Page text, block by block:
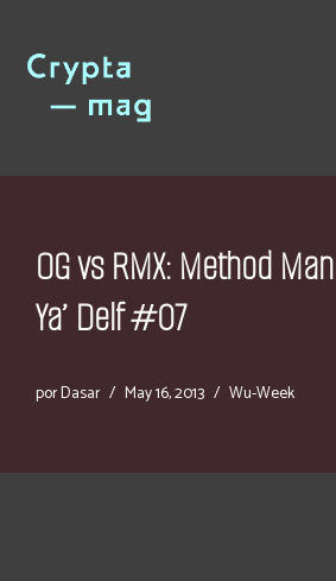
Saltar
contenido
OG vs RMX: Method
Ya’ Delf #07
porDasar May 16, 2013 Wu-Week